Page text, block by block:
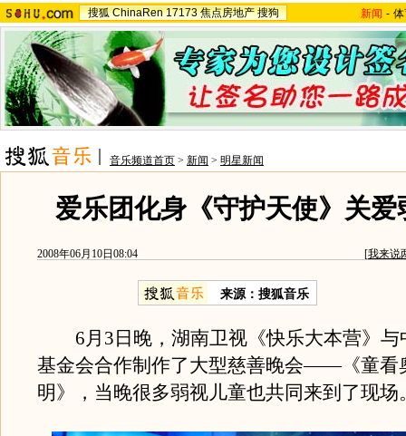
搜狐 ChinaRen 17173 焦点房地产 搜狗 新闻 -
音乐频道首页 > 新闻 > 明星新闻
爱乐团化身《守护天使》关爱
2008年06月10日08:04 [我来说
来源：搜狐音乐
6月3日晚，湖南卫视《快乐大本营》与
基金会合作制作了大型慈善晚会——《童看
明》，当晚很多弱视儿童也共同来到了现场